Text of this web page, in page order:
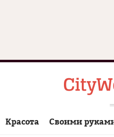
Красота Своими